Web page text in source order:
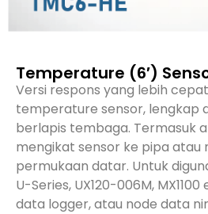
Temperature (6′)
Versi respons yang lebih
temperature sensor, lengkap
berlapis tembaga. Termasuk
mengikat sensor ke pipa atau
permukaan datar. Untuk
U-Series, UX120-006M,
data logger, atau node data